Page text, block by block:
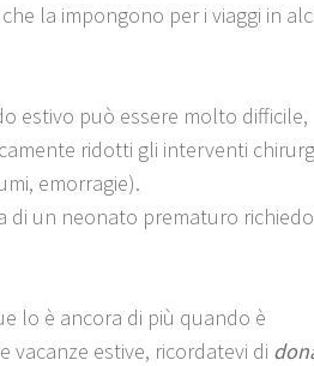
la impongono per i viaggi in
estivo può essere molto difficile,
ridotti gli interventi
emorragie).
di un neonato prematuro
lo è ancora di più quando è
vacanze estive, ricordatevi di